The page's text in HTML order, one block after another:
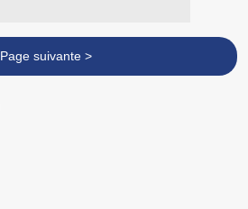
Page suivante >